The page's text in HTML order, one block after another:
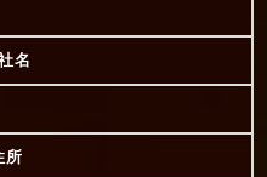
名
所